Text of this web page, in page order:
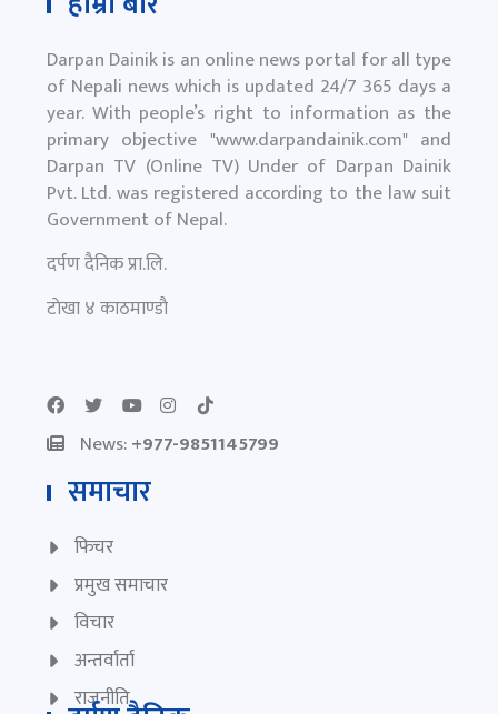
Darpan Dainik is an online news portal for all type
of Nepali news which is updated 24/7 365 days a
year. With people’s right to information as the
primary objective "www.darpandainik.com" and
Darpan TV (Online TV) Under of Darpan Dainik
Pvt. Ltd. was registered according to the law suit
Government of Nepal.
दर्पण दैनिक प्रा.लि.
टाेखा ४ काठमाण्डाै
News:+977-9851145799
समाचार
फिचर
प्रमुख समाचार
विचार
अन्तर्वार्ता
राजनीति